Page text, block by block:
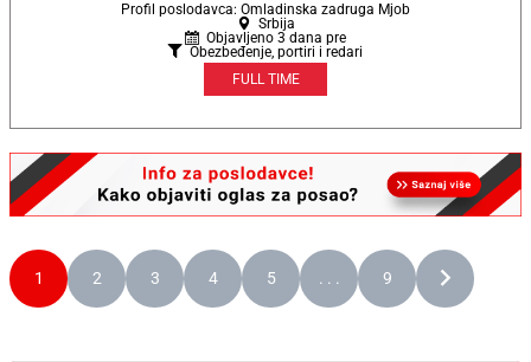
Profil poslodavca: Omladinska zadruga Mjob
Srbija
Objavljeno 3 dana pre
Obezbeđenje, portiri i redari
FULL TIME
1 2 3 4 5 . . . 9